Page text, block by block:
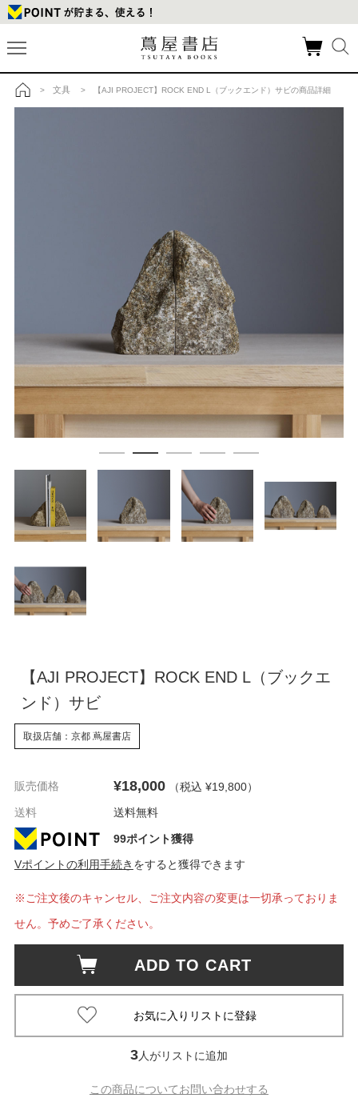
トップ
> 文具 > 【AJI PROJECT】ROCK END L（ブックエンド）サビの商品詳細
【AJI PROJECT】ROCK END L（ブックエ
ンド）サビ
取扱店舗：京都 蔦屋書店
販売価格 ¥18,000 （税込 ¥19,800）
送料
送料無料
99ポイント獲得
Vポイントの利用手続き をすると獲得できます
※ご注文後のキャンセル、ご注文内容の変更は一切承っておりま
せん。予めご了承ください。
ADD TO CART
3人がリストに追加
この商品についてお問い合わせする